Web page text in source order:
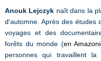
Anouk Lejczyk naît dans la
d'automne. Après des études
voyages et des
forêts du monde (en
personnes qui travaillent